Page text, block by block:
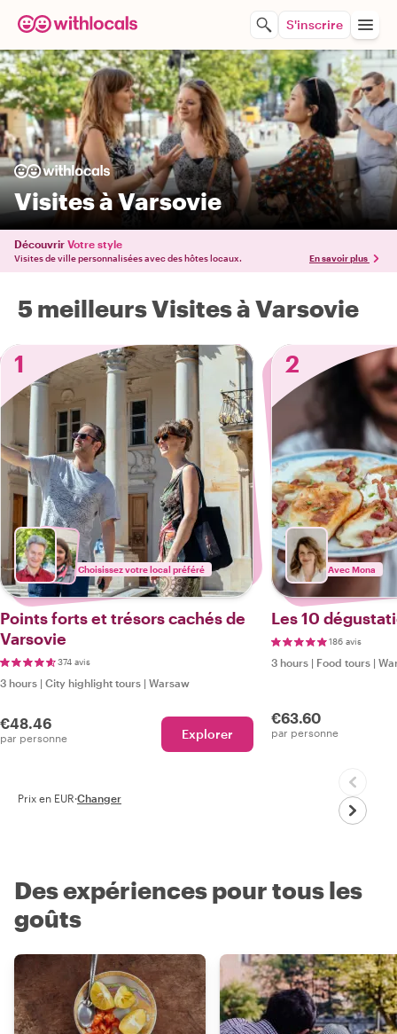
S'inscrire
Visites à Varsovie
Découvrir Votre style
Visites de ville personnalisées avec des hôtes locaux. En savoir plus
5 meilleurs Visites à Varsovie
1
Choisissez votre local préféré
Points forts et trésors cachés de
Varsovie
374 avis
3 hours | City highlight tours | Warsaw
€48.46
par personne Explorer
2
Avec Mona
Les 10
186 avis
3 hours | Food tours |
€63.60
par personne
Prix en EUR·Changer
Des expériences pour tous les
goûts